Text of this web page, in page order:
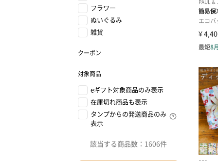
フラワー
ぬいぐるみ
雑貨
クーポン
対象商品
eギフト対象商品のみ表示
在庫切れ商品も表示
タンプからの発送商品のみ
表示
該当する商品数： 1606件